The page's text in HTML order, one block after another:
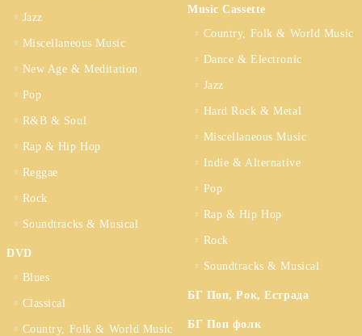
Jazz
Miscellaneous Music
New Age & Meditation
Pop
R&B & Soul
Rap & Hip Hop
Reggae
Rock
Soundtracks & Musical
DVD
Blues
Classical
Country, Folk & World Music
Music Cassette
Country, Folk & World Music
Dance & Electronic
Jazz
Hard Rock & Metal
Miscellaneous Music
Indie & Alternative
Pop
Rap & Hip Hop
Rock
Soundtracks & Musical
БГ Поп, Рок, Естрада
БГ Поп фолк